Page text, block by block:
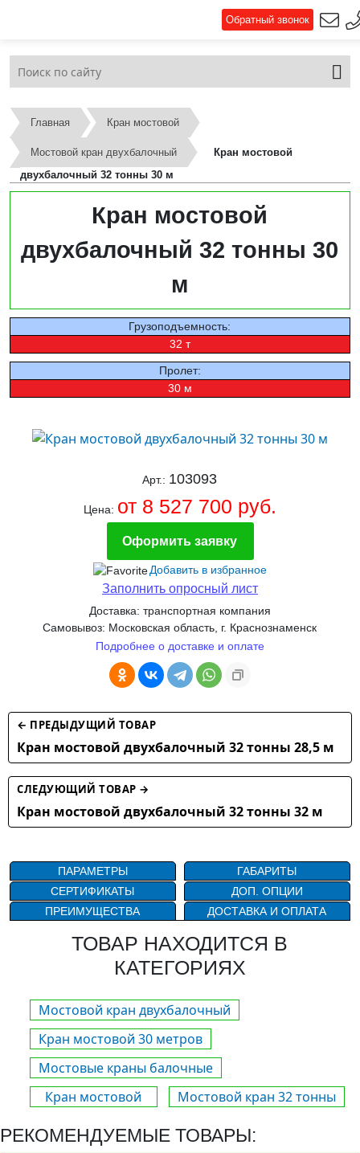
Обратный звонок
Главная Кран мостовой
Мостовой кран двухбалочный
Кран мостовой
двухбалочный 32 тонны 30 м
Кран мостовой
двухбалочный 32 тонны 30
м
Грузоподъемность:
32 т
Пролет:
30 м
Арт.: 103093
Цена: от 8 527 700 руб.
Оформить заявку
Добавить в избранное
Заполнить опросный лист
Доставка: транспортная компания
Самовывоз: Московская область, г. Краснознаменск
Подробнее о доставке и оплате
← ПРЕДЫДУЩИЙ ТОВАР
Кран мостовой двухбалочный 32 тонны 28,5 м
СЛЕДУЮЩИЙ ТОВАР →
Кран мостовой двухбалочный 32 тонны 32 м
ПАРАМЕТРЫ
ГАБАРИТЫ
СЕРТИФИКАТЫ
ДОП. ОПЦИИ
ПРЕИМУЩЕСТВА
ДОСТАВКА И ОПЛАТА
ТОВАР НАХОДИТСЯ В
КАТЕГОРИЯХ
Мостовой кран двухбалочный
Кран мостовой 30 метров
Мостовые краны балочные
Кран мостовой
Мостовой кран 32 тонны
РЕКОМЕНДУЕМЫЕ ТОВАРЫ: